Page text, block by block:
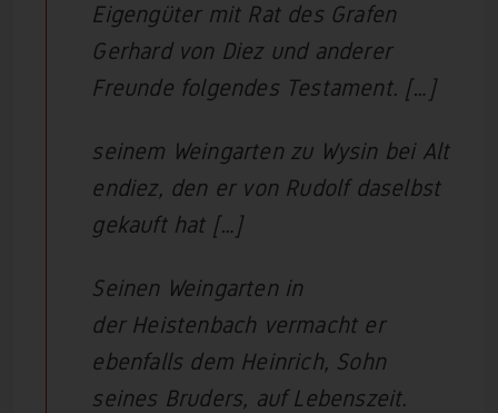
Eigengüter mit Rat des Grafen
Gerhard von Diez und anderer
Freunde folgendes Testament. […]
seinem Weingarten zu Wysinbei Alt
endiez, den er von Rudolf daselbst
gekauft hat […]
Seinen Weingarten in
der Heistenbach vermacht er
ebenfalls dem Heinrich, Sohn
seines Bruders, auf Lebenszeit.